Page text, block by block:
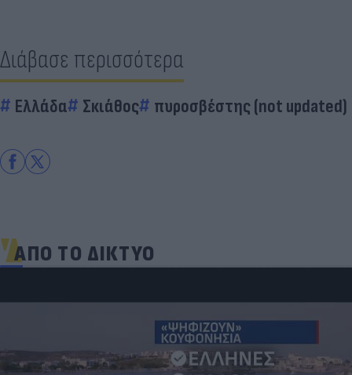
Διάβασε περισσότερα
Ελλάδα Σκιάθος πυροσβέστης (not updated)
ΑΠΟ ΤΟ ΔΙΚΤΥΟ